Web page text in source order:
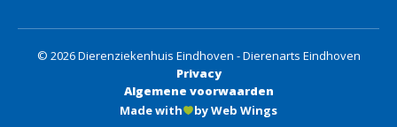
© 2026 Dierenziekenhuis Eindhoven - Dierenarts Eindhoven
Privacy
Algemene voorwaarden
Made with
by Web Wings